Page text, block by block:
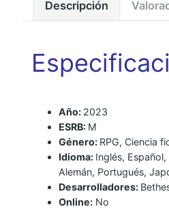
Descripción
Año: 2023
ESRB: M
Género: RPG, Ciencia
Idioma: Inglés,
Alemán, Portugués,
Desarrolladores:
Online: No